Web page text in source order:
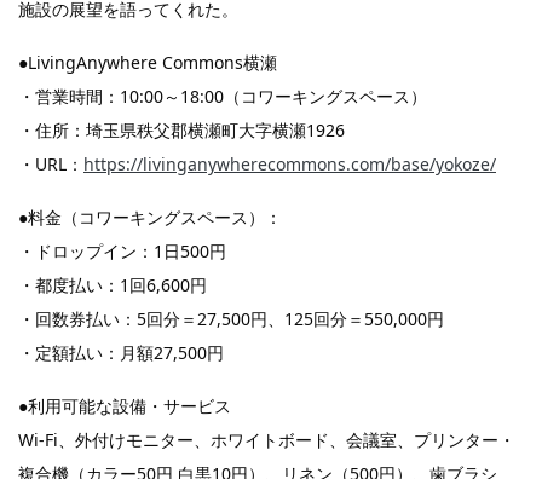
施設の展望を語ってくれた。
●LivingAnywhere Commons横瀬
・営業時間：10:00～18:00（コワーキングスペース）
・住所：埼玉県秩父郡横瀬町大字横瀬1926
・URL： https://livinganywherecommons.com/base/yokoze/
●料金（コワーキングスペース）：
・ドロップイン：1日500円
・都度払い：1回6,600円
・回数券払い：5回分＝27,500円、125回分＝550,000円
・定額払い：月額27,500円
●利用可能な設備・サービス
Wi-Fi、外付けモニター、ホワイトボード、会議室、プリンター・
複合機（カラー50円 白黒10円）、リネン（500円）、歯ブラシ